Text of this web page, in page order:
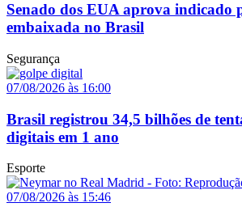
Senado dos EUA aprova indicado
embaixada no Brasil
Segurança
07/08/2026 às 16:00
Brasil registrou 34,5 bilhões de
digitais em 1 ano
Esporte
07/08/2026 às 15:46